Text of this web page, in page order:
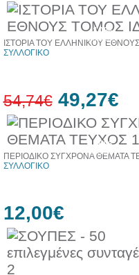
10%
έκπτωση
10%
έκπτωση
ΙΣΤΟΡΙΑ ΤΟΥ ΕΛΛΗΝΙΚΟΥ
ΣΥΛΛΟΓΙΚΟ
54,74€ 49,27€
ΠΕΡΙΟΔΙΚΟ ΣΥΓΧΡΟΝΑ ΘΕΜΑΤΑ
ΣΥΛΛΟΓΙΚΟ
12,00€